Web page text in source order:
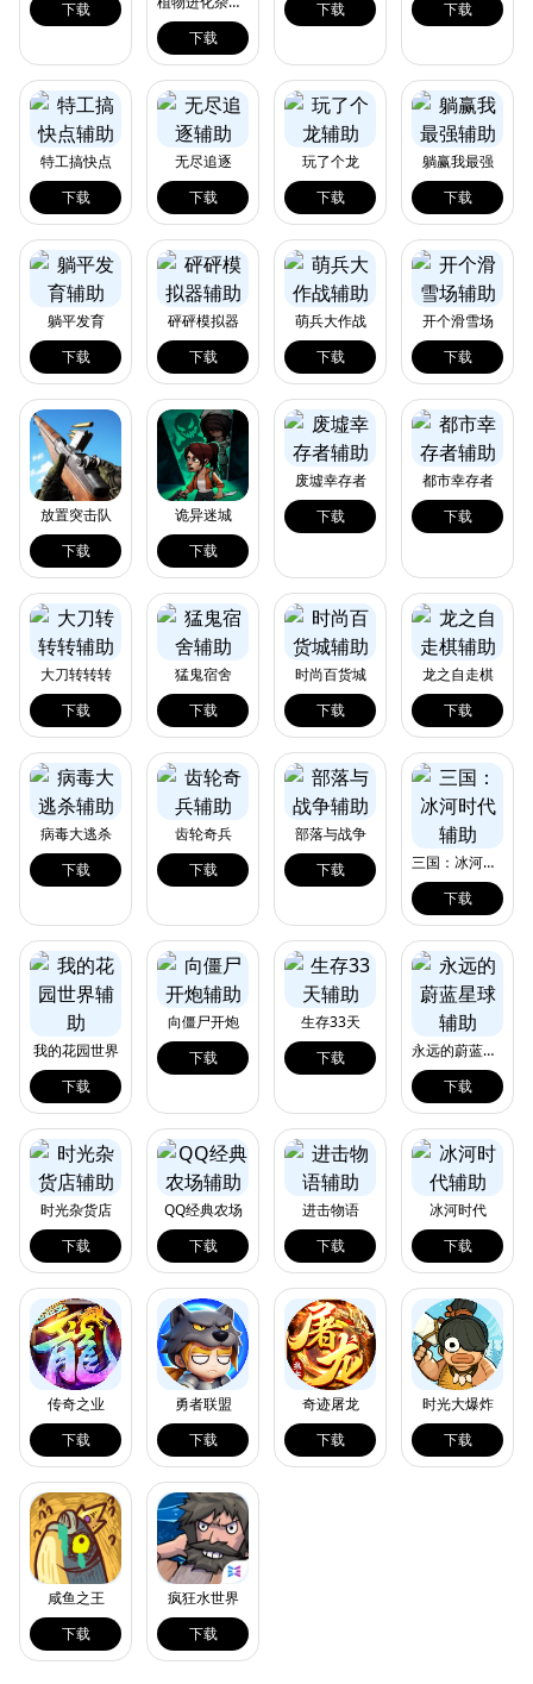
下载
下载
下载 下载
特工搞快点
下载
无尽追逐
下载
玩了个龙
下载
躺赢我最强
下载
躺平发育
下载
砰砰模拟器
下载
萌兵大作战
下载
开个滑雪场
下载
放置突击队
下载
诡异迷城
下载
废墟幸存者
下载
都市幸存者
下载
大刀转转转
下载
猛鬼宿舍
下载
时尚百货城
下载
龙之自走棋
下载
病毒大逃杀
下载
齿轮奇兵
下载
部落与战争
下载
三国：冰河时代
下载
我的花园世界
下载
向僵尸开炮
下载
生存33天
下载
永远的蔚蓝星球
下载
时光杂货店
下载
QQ经典农场
下载
进击物语
下载
冰河时代
下载
传奇之业
下载
勇者联盟
下载
奇迹屠龙
下载
时光大爆炸
下载
咸鱼之王
下载
疯狂水世界
下载